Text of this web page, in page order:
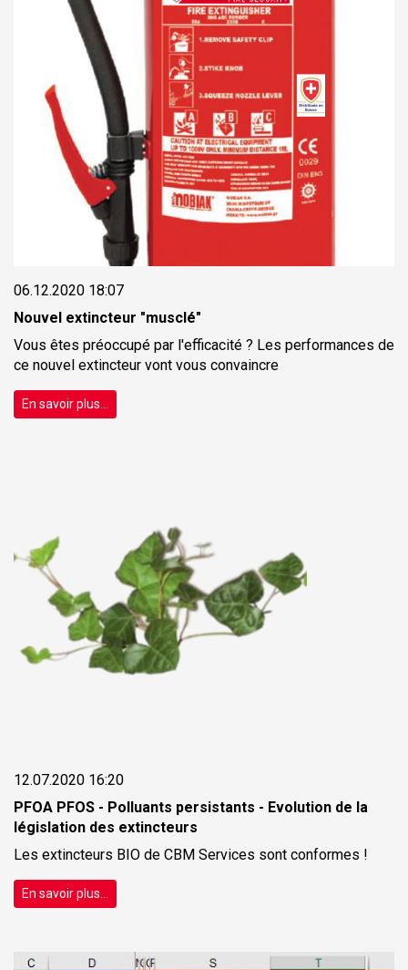
06.12.2020 18:07
Nouvel extincteur "musclé"
Vous êtes préoccupé par l'efficacité ? Les performances de
ce nouvel extincteur vont vous convaincre
En savoir plus...
12.07.2020 16:20
PFOA PFOS - Polluants persistants - Evolution de la
législation des extincteurs
Les extincteurs BIO de CBM Services sont conformes !
En savoir plus...